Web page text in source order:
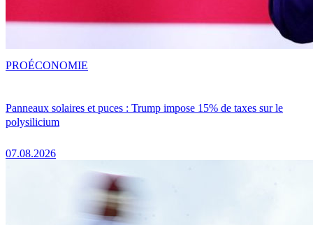
Panneaux solaires et puces : Trump impose 15% de taxes sur le
polysilicium
07.08.2026
PROÉCONOMIE